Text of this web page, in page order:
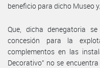
beneficio para dicho Museo
Que, dicha denegatoria
concesión para la
complementos en las
Decorativo” no se